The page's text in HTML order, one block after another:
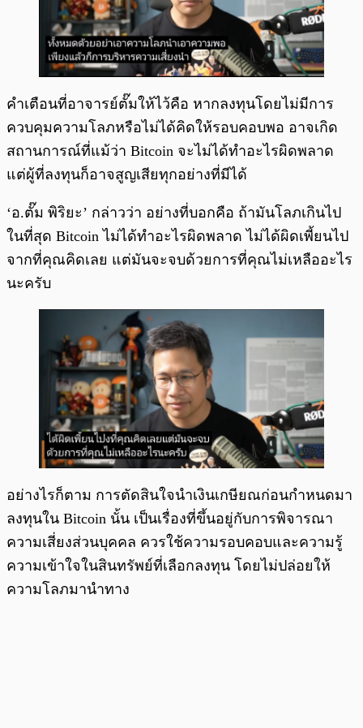
คำเตือนที่อาจารย์ตั๊มให้ไว้คือ หากลงทุนโดยไม่มีการ
ควบคุมความโลภหรือไม่ได้คิดให้รอบคอบพอ อาจเกิด
สถานการณ์ที่แม้ว่า Bitcoin จะไม่ได้ทำอะไรผิดพลาด
แต่ผู้ที่ลงทุนก็อาจสูญเสียทุกอย่างที่มีได้
‘อ.ตั๊ม พิริยะ’ กล่าวว่า อย่างที่บอกคือ ถ้ามันโลภเกินไป
ในที่สุด Bitcoin ไม่ได้ทำอะไรผิดพลาด ไม่ได้ผิดเพี้ยนไป
จากที่คุณคิดเลย แต่มันจะจบด้วยการที่คุณไม่เหลืออะไร
นะครับ
อย่างไรก็ตาม การตัดสินใจนำเงินเกษียณก่อนกำหนดมา
ลงทุนใน Bitcoin นั้น เป็นเรื่องที่ขึ้นอยู่กับการพิจารณา
ความเสี่ยงส่วนบุคคล ควรใช้ความรอบคอบและความรู้
ความเข้าใจในสินทรัพย์ที่เลือกลงทุน โดยไม่ปล่อยให้
ความโลภมานำทาง